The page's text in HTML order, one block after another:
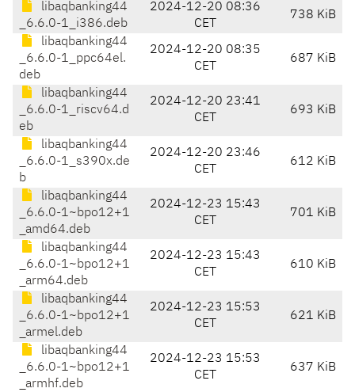
libaqbanking44
_6.6.0-1_i386.deb
2024-12-20 08:36
CET
738 KiB
libaqbanking44
_6.6.0-1_ppc64el.
deb
2024-12-20 08:35
CET
687 KiB
libaqbanking44
_6.6.0-1_riscv64.d
eb
2024-12-20 23:41
CET
693 KiB
libaqbanking44
_6.6.0-1_s390x.de
b
2024-12-20 23:46
CET
612 KiB
libaqbanking44
_6.6.0-1~bpo12+1
_amd64.deb
2024-12-23 15:43
CET
701 KiB
libaqbanking44
_6.6.0-1~bpo12+1
_arm64.deb
2024-12-23 15:43
CET
610 KiB
libaqbanking44
_6.6.0-1~bpo12+1
_armel.deb
2024-12-23 15:53
CET
621 KiB
libaqbanking44
_6.6.0-1~bpo12+1
_armhf.deb
2024-12-23 15:53
CET
637 KiB